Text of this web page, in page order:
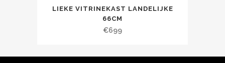
LIEKE VITRINEKAST LANDELIJKE
66CM
€699